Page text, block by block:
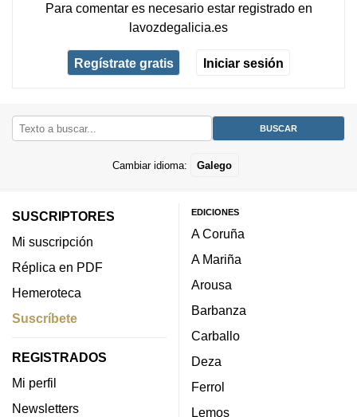
Para comentar es necesario estar registradoen
lavozdegalicia.es
Regístrate gratis Iniciar sesión
Cambiar idioma: Galego
SUSCRIPTORES
Mi suscripción
Réplica en PDF
Hemeroteca
Suscríbete
REGISTRADOS
Mi perfil
Newsletters
EDICIONES
A Coruña
A Mariña
Arousa
Barbanza
Carballo
Deza
Ferrol
Lemos